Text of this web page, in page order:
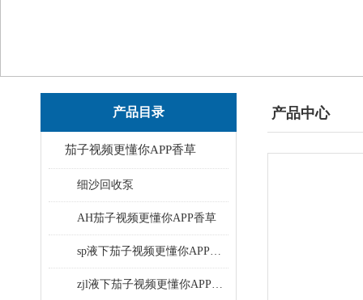
产品目录
茄子视频更懂你APP香草
细沙回收泵
AH茄子视频更懂你APP香草
sp液下茄子视频更懂你APP香草
zjl液下茄子视频更懂你APP香草
产品中心